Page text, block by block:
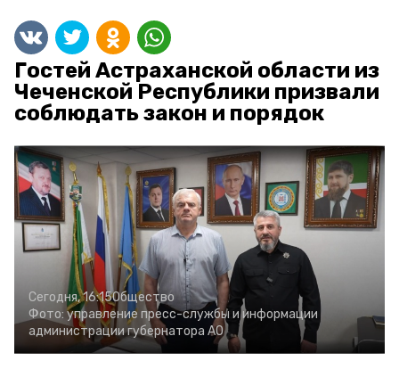
Гостей Астраханской области из
Чеченской Республики призвали
соблюдать закон и порядок
Сегодня, 16:15Общество
Фото: управление пресс-службы и информации
администрации губернатора АО